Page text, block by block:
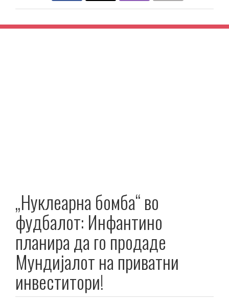
„Нуклеарна бомба“ во
фудбалот: Инфантино
планира да го продаде
Мундијалот на приватни
инвеститори!